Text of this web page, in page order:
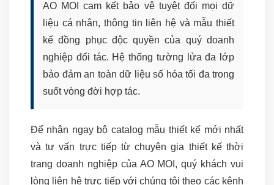
AO MOI cam kết bảo vệ tuyệt đối mọi dữ
liệu cá nhân, thông tin liên hệ và mẫu thiết
kế đồng phục độc quyền của quý doanh
nghiệp đối tác. Hệ thống tường lửa đa lớp
bảo đảm an toàn dữ liệu số hóa tối đa trong
suốt vòng đời hợp tác.
Để nhận ngay bộ catalog mẫu thiết kế mới nhất
và tư vấn trực tiếp từ chuyên gia thiết kế thời
trang doanh nghiệp của AO MOI, quý khách vui
lòng liên hệ trực tiếp với chúng tôi theo các kênh